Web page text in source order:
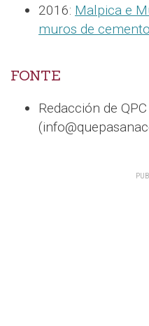
2016: Malpica e
muros de cemento
FONTE
Redacción de QPC